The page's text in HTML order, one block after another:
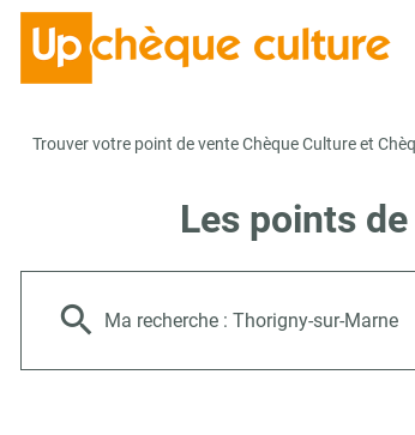
Trouver votre point de vente Chèque Culture et
Les points
Ma recherche : Thorigny-sur-Marne